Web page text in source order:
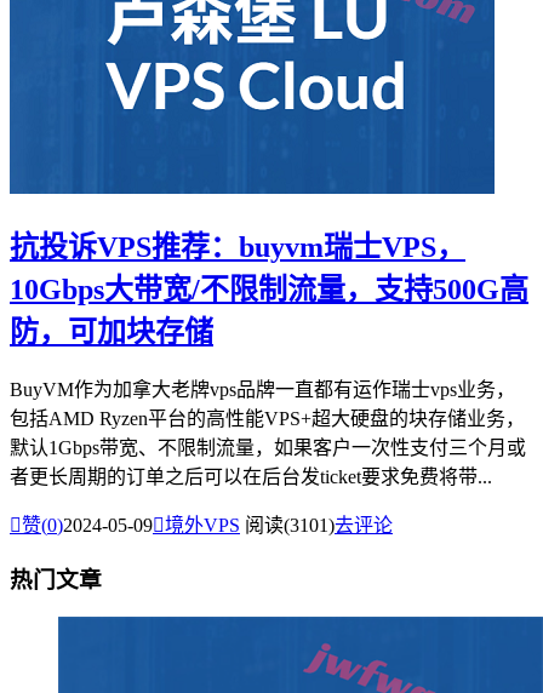
抗投诉VPS推荐：buyvm瑞士VPS，
10Gbps大带宽/不限制流量，支持500G高
防，可加块存储
BuyVM作为加拿大老牌vps品牌一直都有运作瑞士vps业务，
包括AMD Ryzen平台的高性能VPS+超大硬盘的块存储业务，
默认1Gbps带宽、不限制流量，如果客户一次性支付三个月或
者更长周期的订单之后可以在后台发ticket要求免费将带...
赞(0)2024-05-09境外VPS 阅读(3101)去评论
热门文章